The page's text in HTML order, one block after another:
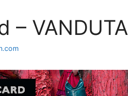
– VANDUTA